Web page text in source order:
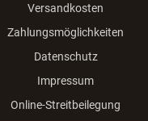
Versandkosten
Zahlungsmöglichkeiten
Datenschutz
Impressum
Online-Streitbeilegung